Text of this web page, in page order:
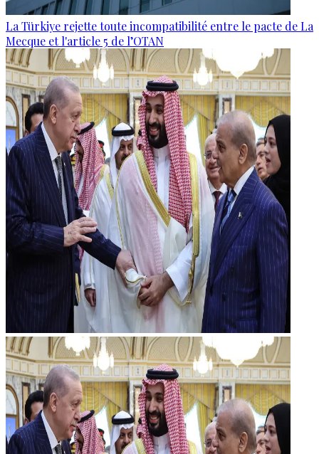
La Türkiye rejette toute incompatibilité entre le pacte de La
Mecque et l'article 5 de l’OTAN